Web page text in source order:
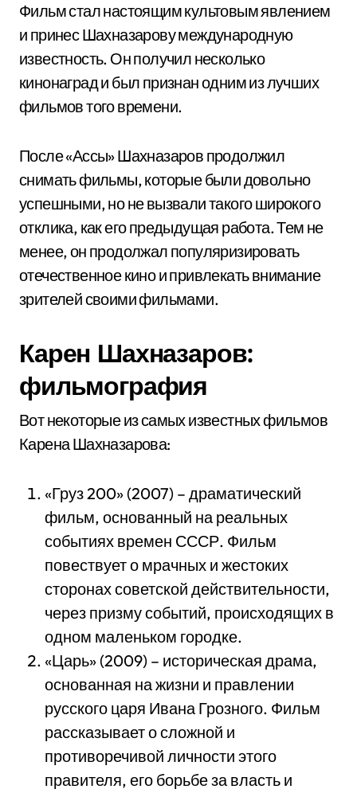
Фильм стал настоящим культовым явлением
и принес Шахназарову международную
известность. Он получил несколько
кинонаград и был признан одним из лучших
фильмов того времени.
После «Ассы» Шахназаров продолжил
снимать фильмы, которые были довольно
успешными, но не вызвали такого широкого
отклика, как его предыдущая работа. Тем не
менее, он продолжал популяризировать
отечественное кино и привлекать внимание
зрителей своими фильмами.
Карен Шахназаров:
фильмография
Вот некоторые из самых известных фильмов
Карена Шахназарова:
«Груз 200» (2007) – драматический
фильм, основанный на реальных
событиях времен СССР. Фильм
повествует о мрачных и жестоких
сторонах советской действительности,
через призму событий, происходящих в
одном маленьком городке.
«Царь» (2009) – историческая драма,
основанная на жизни и правлении
русского царя Ивана Грозного. Фильм
рассказывает о сложной и
противоречивой личности этого
правителя, его борьбе за власть и